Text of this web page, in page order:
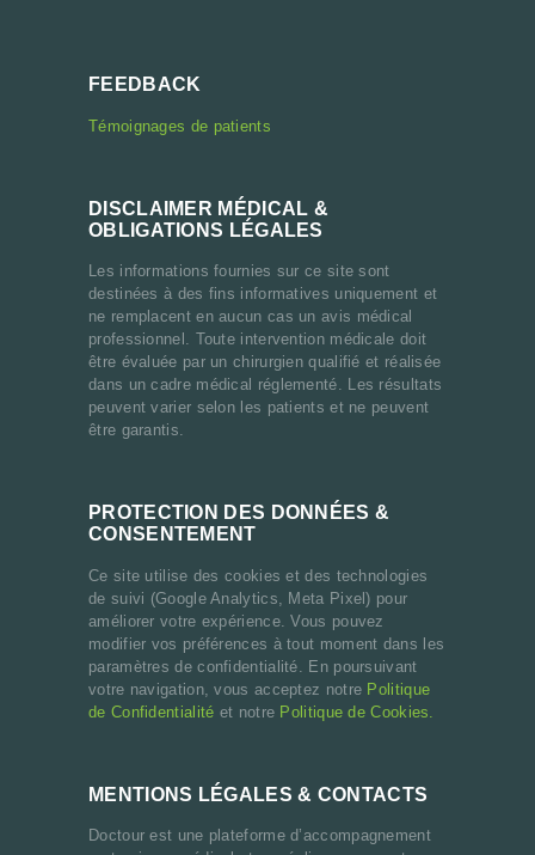
FEEDBACK
Témoignages de patients
DISCLAIMER MÉDICAL &
OBLIGATIONS LÉGALES
Les informations fournies sur ce site sont
destinées à des fins informatives uniquement et
ne remplacent en aucun cas un avis médical
professionnel. Toute intervention médicale doit
être évaluée par un chirurgien qualifié et réalisée
dans un cadre médical réglementé. Les résultats
peuvent varier selon les patients et ne peuvent
être garantis.
PROTECTION DES DONNÉES &
CONSENTEMENT
Ce site utilise des cookies et des technologies
de suivi (Google Analytics, Meta Pixel) pour
améliorer votre expérience. Vous pouvez
modifier vos préférences à tout moment dans les
paramètres de confidentialité. En poursuivant
votre navigation, vous acceptez notre Politique
de Confidentialité et notre Politique de Cookies.
MENTIONS LÉGALES & CONTACTS
Doctour est une plateforme d’accompagnement